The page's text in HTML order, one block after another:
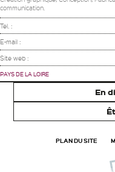
communication.
Tel. :
E-mail :
Site web :
PAYS DE LA LOIRE
En
PLAN DU SITE